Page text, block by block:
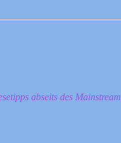
abseits des